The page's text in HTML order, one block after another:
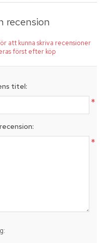
recension
att kunna skriva recensioner
först efter köp
titel:
*
*